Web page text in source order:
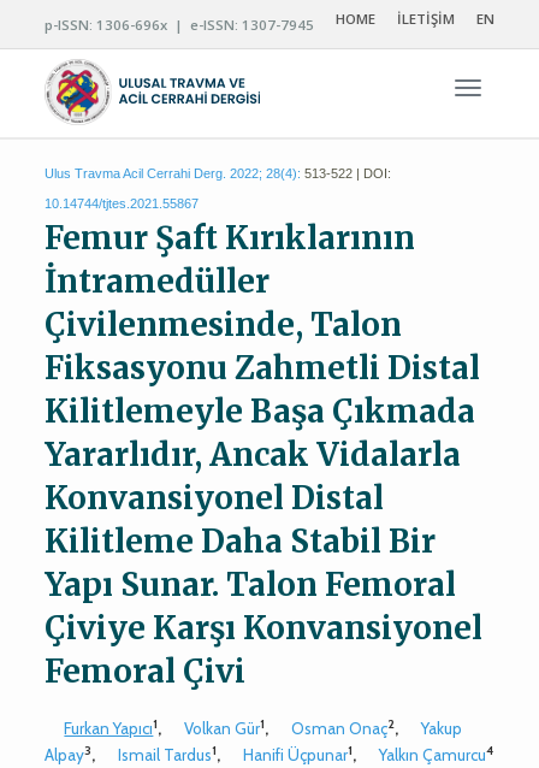
p-ISSN: 1306-696x | e-ISSN: 1307-7945 HOME İLETİŞİM EN
Ulus Travma Acil Cerrahi Derg. 2022; 28(4): 513-522 | DOI:
10.14744/tjtes.2021.55867
Femur Şaft Kırıklarının
İntramedüller
Çivilenmesinde, Talon
Fiksasyonu Zahmetli Distal
Kilitlemeyle Başa Çıkmada
Yararlıdır, Ancak Vidalarla
Konvansiyonel Distal
Kilitleme Daha Stabil Bir
Yapı Sunar. Talon Femoral
Çiviye Karşı Konvansiyonel
Femoral Çivi
Furkan Yapıcı1, Volkan Gür1, Osman Onaç2,
Yakup
Alpay3, Ismail Tardus1, Hanifi Üçpunar1, Yalkın Çamurcu4